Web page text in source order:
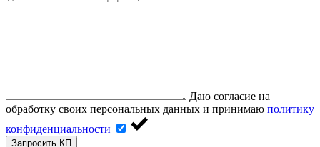
Даю согласие на
обработку своих персональных данных и принимаю политику
конфиденциальности
Запросить КП